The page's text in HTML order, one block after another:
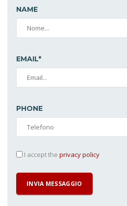
NAME
EMAIL*
PHONE
I accept the privacy policy